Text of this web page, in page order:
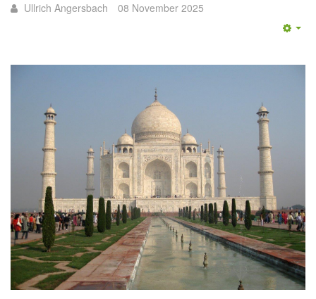
Ullrich Angersbach 08 November 2025